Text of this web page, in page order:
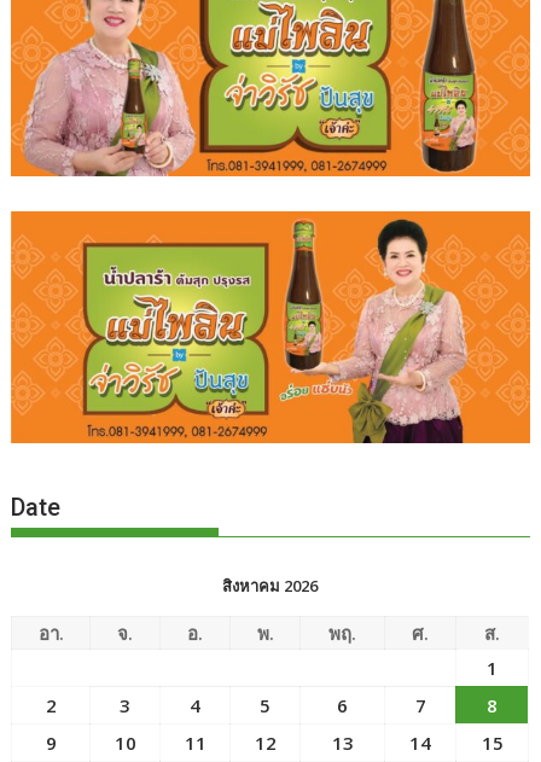
Date
สิงหาคม 2026
อา. จ. อ. พ. พฤ. ศ.
ส.
1
2
3 4 5 6 7
8
9
10 11 12 13 14
15